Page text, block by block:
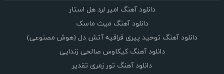
دانلود آهنگ امیر لرد هل استار
دانلود آهنگ میث ماسک
دانلود آهنگ توحید پیری قراقیه آتش دل (هوش مصنوعی)
دانلود آهنگ کیکاوس صالحی زندایی
دانلود آهنگ تور زمری تقدیر